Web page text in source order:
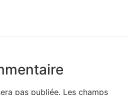
pas publiée. Les champs